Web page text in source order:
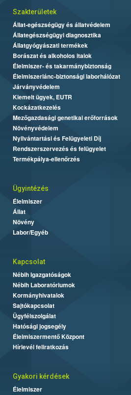
Szakterületek
Állat-egészségügy és állatvédelem
Állategészségügyi diagnosztika
Állatgyógyászati termékek
Borászat és alkoholos italok
Élelmiszer- és takarmánybiztonság
Élelmiszerlánc-biztonsági laborhálózat
Járványvédelem
Kiemelt ügyek, EUTR
Kockázatkezelés
Mezőgazdasági genetikai erőforrások
Növényvédelem
Nyilvántartási és Felügyeleti Díj
Rendszerszervezés és felügyelet
Termékpálya-ellenőrzés
Ügyintézés
Élelmiszer
Állat
Növény
Labor/Egyéb
Kapcsolat
Nébih Igazgatóságok
Nébih Laboratóriumok
Kormányhivatalok
Sajtókapcsolat
Ügyfélszolgálat
Hatósági jogsegély
Élelmiszermentő Központ
Hírlevél feliratkozás
Gyakori kérdések
Élelmiszer